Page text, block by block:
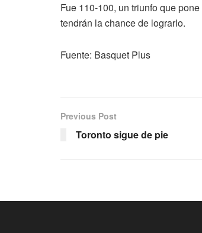
Fue 110-100, un triunfo que
tendrán la chance de lograrlo.
Fuente: Basquet Plus
Previous Post
Toronto sigue de pie